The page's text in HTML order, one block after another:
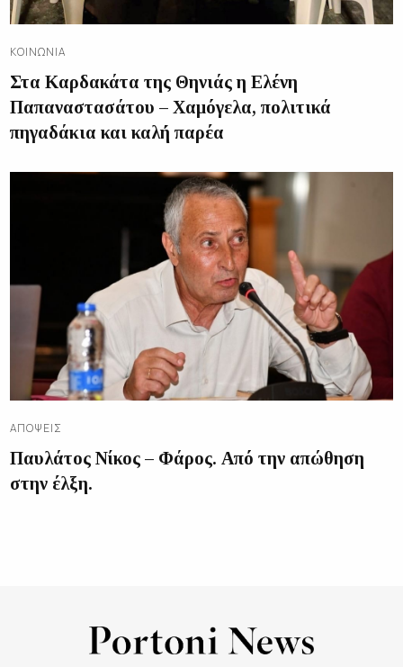
ΚΟΙΝΩΝΊΑ
Στα Καρδακάτα της Θηνιάς η Ελένη
Παπαναστασάτου – Χαμόγελα, πολιτικά
πηγαδάκια και καλή παρέα
ΑΠΌΨΕΙΣ
Παυλάτος Νίκος – Φάρος. Από την απώθηση
στην έλξη.